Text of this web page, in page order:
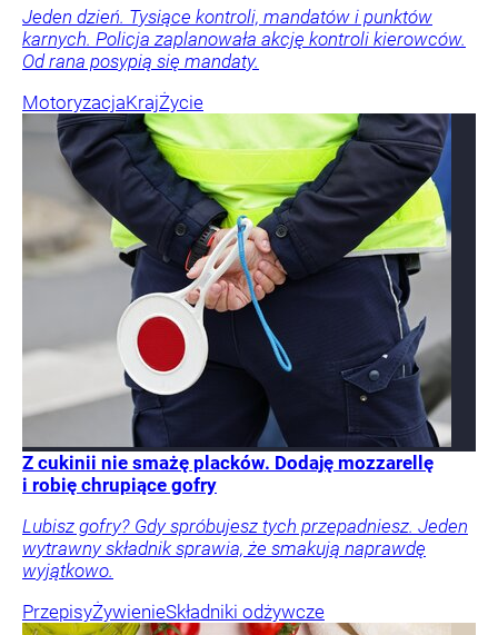
Jeden dzień. Tysiące kontroli, mandatów i punktów
karnych. Policja zaplanowała akcję kontroli kierowców.
Od rana posypią się mandaty.
MotoryzacjaKrajŻycie
Z cukinii nie smażę placków. Dodaję mozzarellę
i robię chrupiące gofry
Lubisz gofry? Gdy spróbujesz tych przepadniesz. Jeden
wytrawny składnik sprawia, że smakują naprawdę
wyjątkowo.
PrzepisyŻywienieSkładniki odżywcze